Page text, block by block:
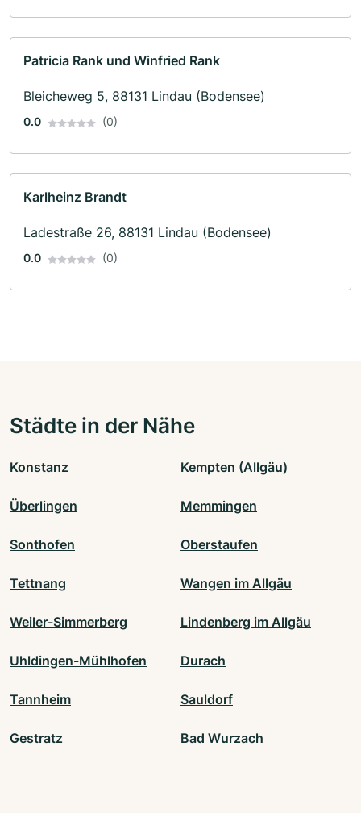
Patricia Rank und Winfried Rank
Bleicheweg 5, 88131 Lindau (Bodensee)
0.0 (0)
Karlheinz Brandt
Ladestraße 26, 88131 Lindau (Bodensee)
0.0 (0)
Städte in der Nähe
Konstanz Kempten (Allgäu)
Überlingen Memmingen
Sonthofen Oberstaufen
Tettnang Wangen im Allgäu
Weiler-Simmerberg Lindenberg im Allgäu
Uhldingen-Mühlhofen Durach
Tannheim Sauldorf
Gestratz Bad Wurzach